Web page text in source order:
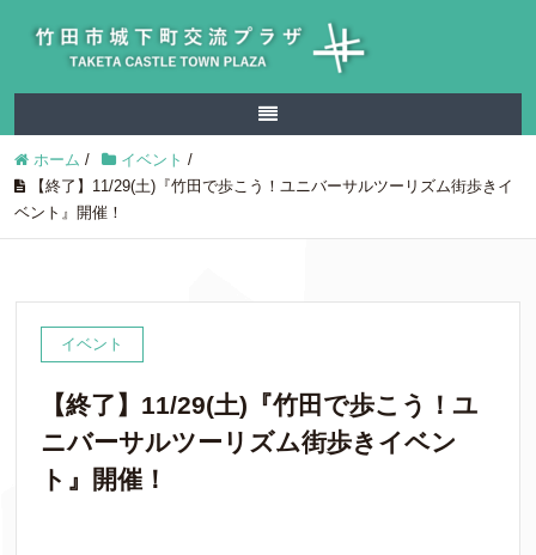
ホーム / イベント /
【終了】11/29(土)『竹田で歩こう！ユニバーサルツーリズム街歩きイ
ベント』開催！
イベント
【終了】11/29(土)『竹田で歩こう！ユ
ニバーサルツーリズム街歩きイベン
ト』開催！